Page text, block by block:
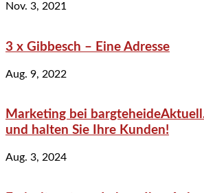
Nov. 3, 2021
3 x Gibbesch – Eine Adresse
Aug. 9, 2022
Marketing bei
und halten Sie Ihre Kunden!
Aug. 3, 2024